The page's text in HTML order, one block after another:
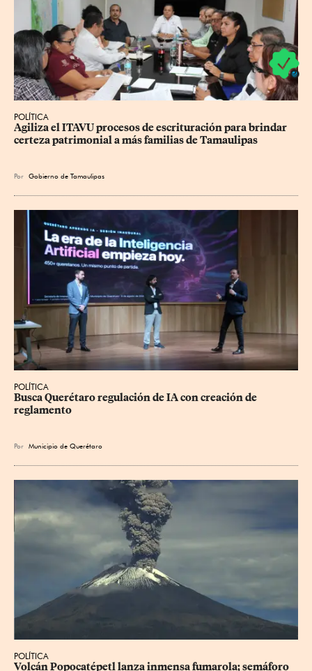
POLÍTICA
Agiliza el ITAVU procesos de escrituración para brindar
certeza patrimonial a más familias de Tamaulipas
Por Gobierno de Tamaulipas
POLÍTICA
Busca Querétaro regulación de IA con creación de
reglamento
Por Municipio de Querétaro
POLÍTICA
Volcán Popocatépetl lanza inmensa fumarola; semáforo